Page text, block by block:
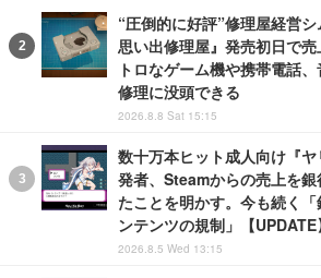
“圧倒的に好評”修理屋経営
思い出修理屋』発売初日で
トロなゲーム機や携帯電話
修理に没頭できる
2026.8.8 Sat 15:15
数十万本ヒット成人向け『
発者、Steamからの売上を
たことを明かす。今も続く
ンテンツの規制」【UPDATE
2026.8.5 Wed 13:15